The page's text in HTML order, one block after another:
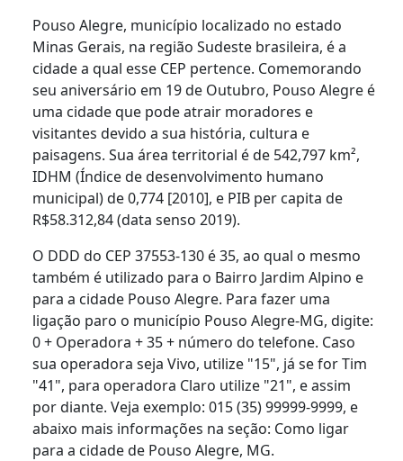
Pouso Alegre, município localizado no estado
Minas Gerais, na região Sudeste brasileira, é a
cidade a qual esse CEP pertence. Comemorando
seu aniversário em 19 de Outubro, Pouso Alegre é
uma cidade que pode atrair moradores e
visitantes devido a sua história, cultura e
paisagens. Sua área territorial é de 542,797 km²,
IDHM (Índice de desenvolvimento humano
municipal) de 0,774 [2010], e PIB per capita de
R$58.312,84 (data senso 2019).
O DDD do CEP 37553-130 é 35, ao qual o mesmo
também é utilizado para o Bairro Jardim Alpino e
para a cidade Pouso Alegre. Para fazer uma
ligação paro o município Pouso Alegre-MG, digite:
0 + Operadora + 35 + número do telefone. Caso
sua operadora seja Vivo, utilize "15", já se for Tim
"41", para operadora Claro utilize "21", e assim
por diante. Veja exemplo: 015 (35) 99999-9999, e
abaixo mais informações na seção: Como ligar
para a cidade de Pouso Alegre, MG.